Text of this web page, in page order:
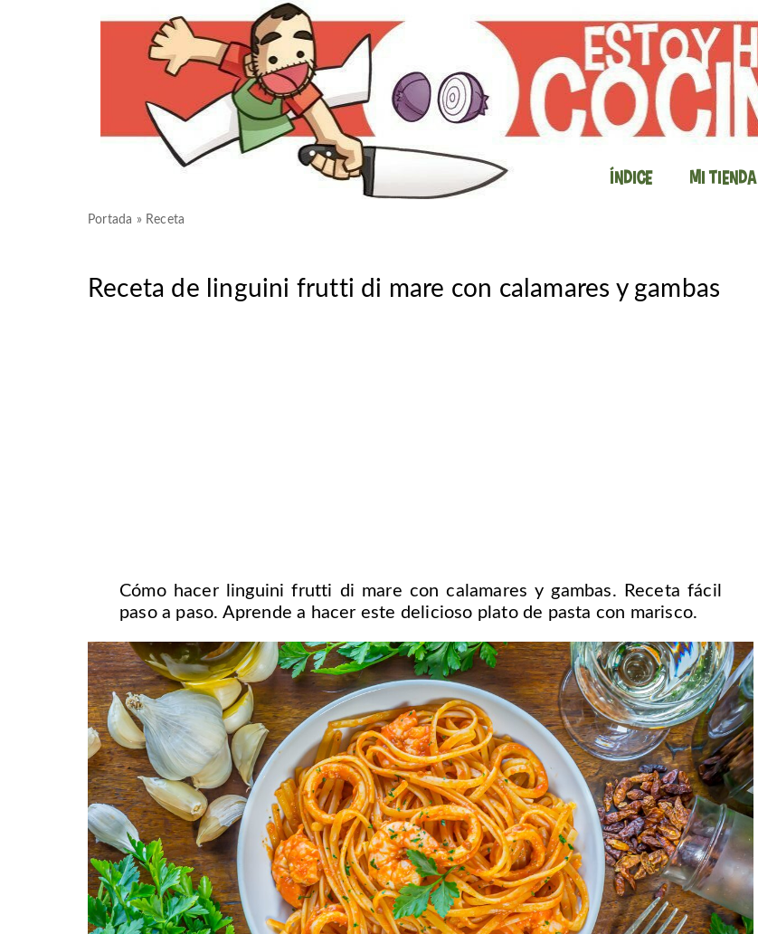
Índice Mi Tienda
Portada » Receta
Receta de linguini frutti di mare con calamares y gambas
Cómo hacer linguini frutti di mare con calamares y gambas. Receta fácil
paso a paso. Aprende a hacer este delicioso plato de pasta con marisco.